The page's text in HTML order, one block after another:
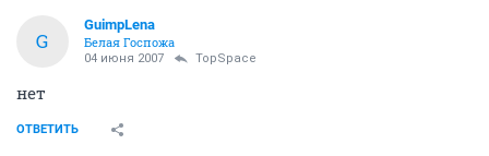
G
GuimpLena
Белая Госпожа
04 июня 2007 TopSpace
нет
ОТВЕТИТЬ